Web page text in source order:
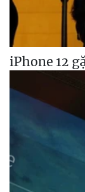
iPhone 12